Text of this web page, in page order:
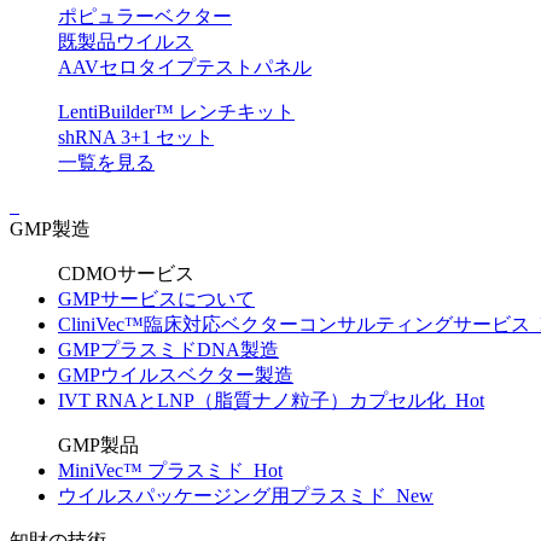
ポピュラーベクター
既製品ウイルス
AAVセロタイプテストパネル
LentiBuilder™ レンチキット
shRNA 3+1 セット
一覧を見る
GMP製造
CDMOサービス
GMPサービスについて
CliniVec™臨床対応ベクターコンサルティングサービス
GMPプラスミドDNA製造
GMPウイルスベクター製造
IVT RNAとLNP（脂質ナノ粒子）カプセル化 Hot
GMP製品
MiniVec™ プラスミド Hot
ウイルスパッケージング用プラスミド New